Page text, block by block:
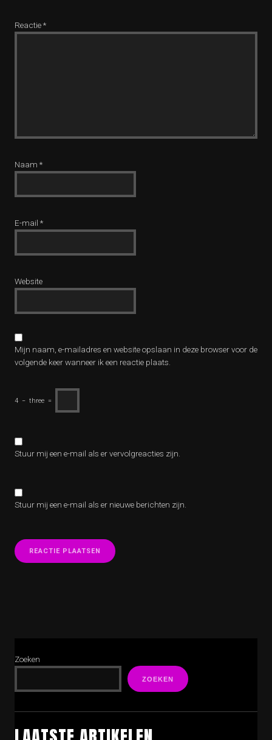
Reactie*
Naam *
E-mail *
Website
Mijn naam, e-mailadres en website opslaan in deze browser voor de
volgende keer wanneer ik een reactie plaats.
4 − three =
Stuur mij een e-mail als er vervolgreacties zijn.
Stuur mij een e-mail als er nieuwe berichten zijn.
Zoeken
ZOEKEN